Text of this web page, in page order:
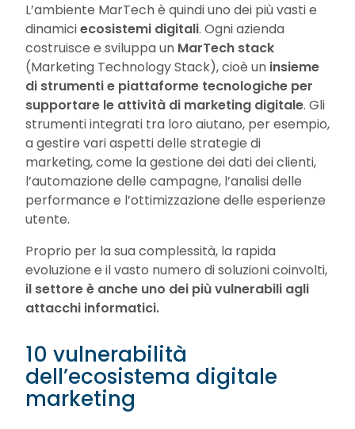
L’ambiente MarTech è quindi uno dei più vasti e
dinamiciecosistemi digitali. Ogni azienda
costruisce e sviluppa un MarTech stack
(Marketing Technology Stack), cioè un insieme
di strumenti e piattaforme tecnologiche per
supportare le attività di marketing digitale. Gli
strumenti integrati tra loro aiutano, per esempio,
a gestire vari aspetti delle strategie di
marketing, come la gestione dei dati dei clienti,
l’automazione delle campagne, l’analisi delle
performance e l’ottimizzazione delle esperienze
utente.
Proprio per la sua complessità, la rapida
evoluzione e il vasto numero di soluzioni coinvolti,
il settore è anche uno dei più vulnerabili agli
attacchi informatici.
10 vulnerabilità
dell’ecosistema digitale
marketing